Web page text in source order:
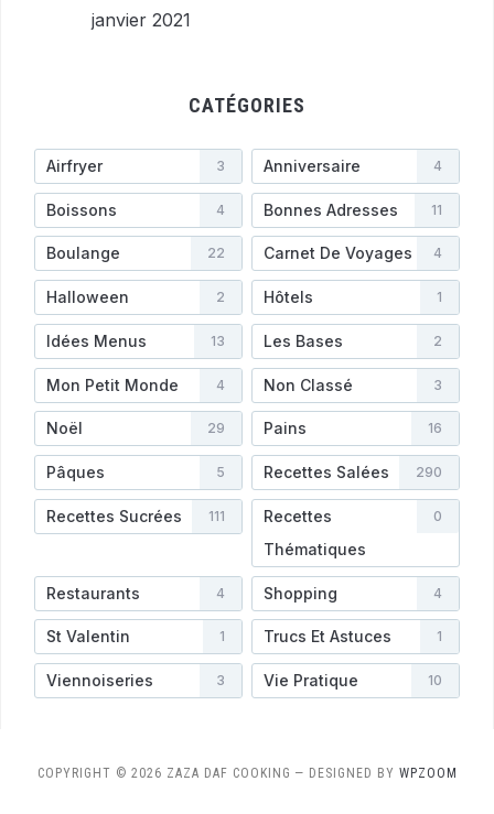
janvier 2021
CATÉGORIES
Airfryer 3 Anniversaire 4
Boissons 4 Bonnes Adresses 11
Boulange 22 Carnet De Voyages 4
Halloween 2 Hôtels 1
Idées Menus 13 Les Bases 2
Mon Petit Monde 4 Non Classé 3
Noël 29 Pains 16
Pâques 5 Recettes Salées 290
Recettes Sucrées 111
Recettes
Thématiques
0
Restaurants 4 Shopping 4
St Valentin 1 Trucs Et Astuces 1
Viennoiseries 3 Vie Pratique 10
COPYRIGHT © 2026 ZAZA DAF COOKING — DESIGNED BY WPZOOM